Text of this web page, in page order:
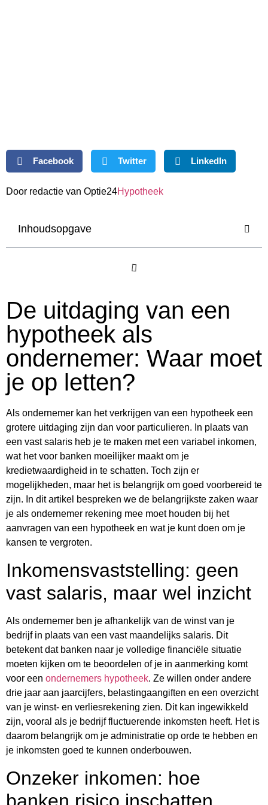
Facebook Twitter LinkedIn
Door redactie van Optie24Hypotheek
Inhoudsopgave
De uitdaging van een
hypotheek als
ondernemer: Waar moet
je op letten?
Als ondernemer kan het verkrijgen van een hypotheek een
grotere uitdaging zijn dan voor particulieren. In plaats van
een vast salaris heb je te maken met een variabel inkomen,
wat het voor banken moeilijker maakt om je
kredietwaardigheid in te schatten. Toch zijn er
mogelijkheden, maar het is belangrijk om goed voorbereid te
zijn. In dit artikel bespreken we de belangrijkste zaken waar
je als ondernemer rekening mee moet houden bij het
aanvragen van een hypotheek en wat je kunt doen om je
kansen te vergroten.
Inkomensvaststelling: geen
vast salaris, maar wel inzicht
Als ondernemer ben je afhankelijk van de winst van je
bedrijf in plaats van een vast maandelijks salaris. Dit
betekent dat banken naar je volledige financiële situatie
moeten kijken om te beoordelen of je in aanmerking komt
voor een ondernemers hypotheek. Ze willen onder andere
drie jaar aan jaarcijfers, belastingaangiften en een overzicht
van je winst- en verliesrekening zien. Dit kan ingewikkeld
zijn, vooral als je bedrijf fluctuerende inkomsten heeft. Het is
daarom belangrijk om je administratie op orde te hebben en
je inkomsten goed te kunnen onderbouwen.
Onzeker inkomen: hoe